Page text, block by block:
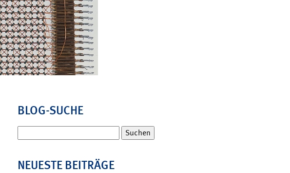
BLOG-SUCHE
nach:
NEUESTE BEITRÄGE